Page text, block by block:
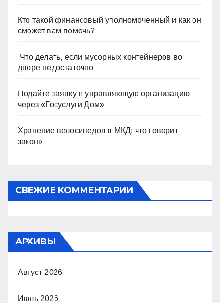
Кто такой финансовый уполномоченный и как он
сможет вам помочь?
Что делать, если мусорных контейнеров во
дворе недостаточно
Подайте заявку в управляющую организацию
через «Госуслуги Дом»
Хранение велосипедов в МКД: что говорит
закон»
СВЕЖИЕ КОММЕНТАРИИ
АРХИВЫ
Август 2026
Июль 2026